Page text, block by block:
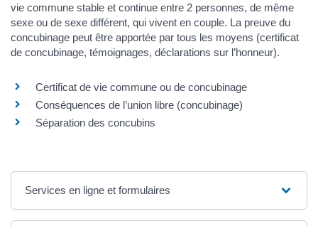
vie commune stable et continue entre 2 personnes, de même
sexe ou de sexe différent, qui vivent en couple. La preuve du
concubinage peut être apportée par tous les moyens (certificat
de concubinage, témoignages, déclarations sur l’honneur).
Certificat de vie commune ou de concubinage
Conséquences de l’union libre (concubinage)
Séparation des concubins
Services en ligne et formulaires